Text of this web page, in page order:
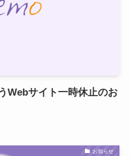
Webサイト一時休止のお
お知らせ